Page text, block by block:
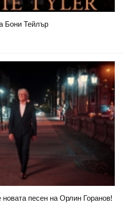
Бони Тейлър
песен на Орлин Горанов!